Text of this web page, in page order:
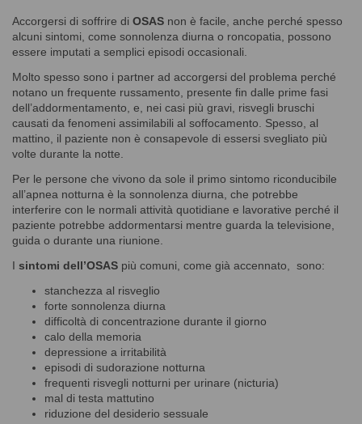
Accorgersi di soffrire di OSAS non è facile, anche perché spesso
alcuni sintomi, come sonnolenza diurna o roncopatia, possono
essere imputati a semplici episodi occasionali.
Molto spesso sono i partner ad accorgersi del problema perché
notano un frequente russamento, presente fin dalle prime fasi
dell’addormentamento, e, nei casi più gravi, risvegli bruschi
causati da fenomeni assimilabili al soffocamento. Spesso, al
mattino, il paziente non è consapevole di essersi svegliato più
volte durante la notte.
Per le persone che vivono da sole il primo sintomo riconducibile
all’apnea notturna è la sonnolenza diurna, che potrebbe
interferire con le normali attività quotidiane e lavorative perché il
paziente potrebbe addormentarsi mentre guarda la televisione,
guida o durante una riunione.
I sintomi dell’OSAS più comuni, come già accennato, sono:
stanchezza al risveglio
forte sonnolenza diurna
difficoltà di concentrazione durante il giorno
calo della memoria
depressione a irritabilità
episodi di sudorazione notturna
frequenti risvegli notturni per urinare (nicturia)
mal di testa mattutino
riduzione del desiderio sessuale